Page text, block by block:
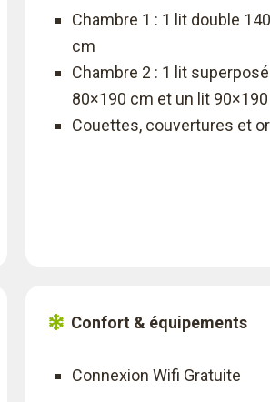
Chambre 1 : 1 lit double
cm
Chambre 2 : 1 lit superposé
80×190 cm et un lit 90×190
Couettes, couvertures et
Confort & équipements
Connexion Wifi Gratuite